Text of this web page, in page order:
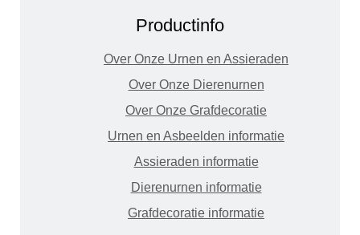
Productinfo
Over Onze Urnen en Assieraden
Over Onze Dierenurnen
Over Onze Grafdecoratie
Urnen en Asbeelden informatie
Assieraden informatie
Dierenurnen informatie
Grafdecoratie informatie